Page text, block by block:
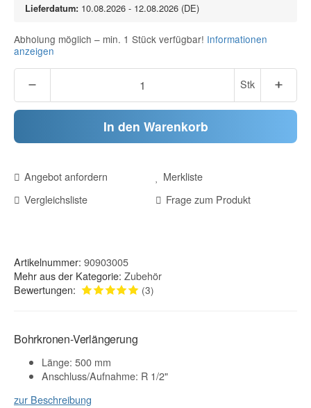
Lieferdatum: 10.08.2026 - 12.08.2026 (DE)
Abholung möglich – min. 1 Stück verfügbar! Informationen
anzeigen
Stk
In den Warenkorb
Angebot anfordern
Merkliste
Vergleichsliste
Frage zum Produkt
Artikelnummer: 90903005
Mehr aus der Kategorie: Zubehör
Bewertungen:
(3)
Bohrkronen-Verlängerung
Länge: 500 mm
Anschluss/Aufnahme: R 1/2"
zur Beschreibung